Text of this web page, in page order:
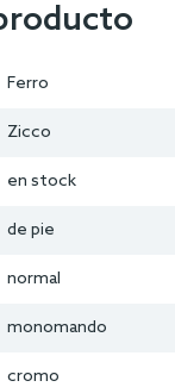
Ferro
Zicco
en stock
de pie
normal
monomando
cromo